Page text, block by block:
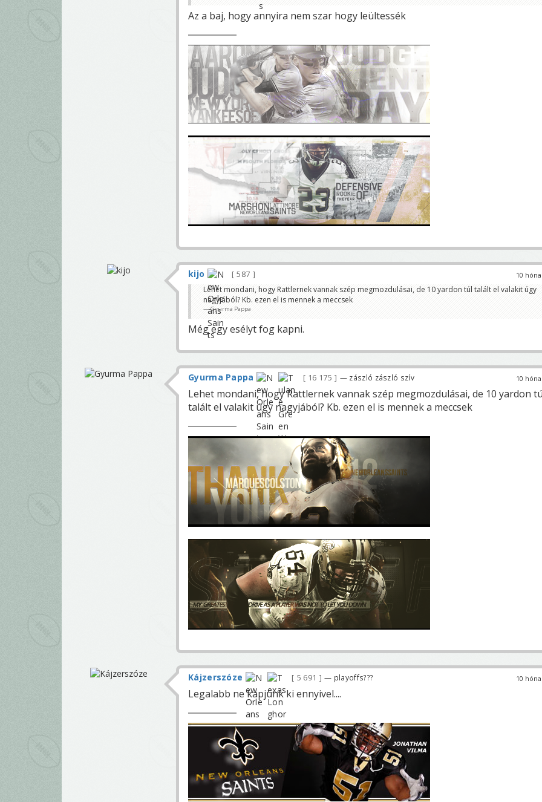
Az a baj, hogy annyira nem szar hogy leültessék
10
kijo
587
Lehet mondani, hogy Rattlernek vannak szép megmozdulásai, de 10 yardon túl talált el valakit úgy
nagyjából? Kb. ezen el is mennek a meccsek
Gyurma Pappa
Még egy esélyt fog kapni.
10
Gyurma Pappa 16 175 — zászló zászló szív
Lehet mondani, hogy Rattlernek vannak szép megmozdulásai, de 10 yardon
talált el valakit úgy nagyjából? Kb. ezen el is mennek a meccsek
10
Kájzerszóze 5 691 — playoffs???
Legalabb ne kapjunk ki ennyivel....